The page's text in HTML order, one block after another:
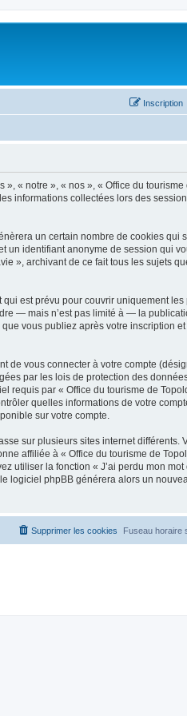
Inscription
« notre », « nos », « Office du tourisme
informations collectées lors des
un certain nombre de cookies qui
un identifiant anonyme de session qui
», archivant de ce fait tous les sujets
est prévu pour couvrir uniquement les
— mais n’est pas limité à — la
vous publiez après votre inscription
de vous connecter à votre compte
par les lois de protection des
requis par « Office du tourisme de
quelles informations de votre
sur votre compte.
sur plusieurs sites internet différents.
affiliée à « Office du tourisme de
utiliser la fonction « J’ai perdu mon mot
logiciel phpBB générera alors un
Fuseau horaire
Supprimer les cookies